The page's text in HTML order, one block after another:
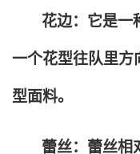
花边：它是一
一个花型往队里方
型面料。
蕾丝：蕾丝相